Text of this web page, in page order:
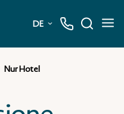
DE
Deutsch
Nur Hotel